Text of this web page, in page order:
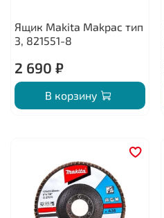
Ящик Makita Makpac тип
3, 821551-8
2 690 ₽
В корзину